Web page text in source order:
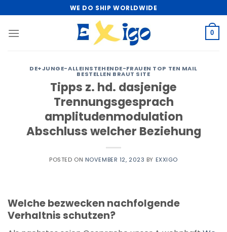
to
content
WE DO SHIP WORLDWIDE
0
DE+JUNGE-ALLEINSTEHENDE-FRAUEN TOP TEN MAIL
BESTELLEN BRAUT SITE
Tipps z. hd. dasjenige
Trennungsgesprach
amplitudenmodulation
Abschluss welcher Beziehung
POSTED ON NOVEMBER 12, 2023 BY EXXIGO
Welche bezwecken nachfolgende
Verhaltnis schutzen?